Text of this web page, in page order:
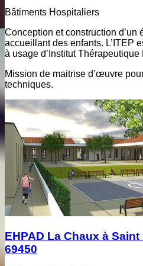
Bâtiments Hospitaliers
Conception et construction d’un
accueillant des enfants. L’ITEP
à usage d’Institut
Mission de maitrise d’œuvre
techniques.
EHPAD La Chaux à Saint
69450